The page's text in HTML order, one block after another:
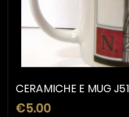
CERAMICHE E MUG J51
€5.00